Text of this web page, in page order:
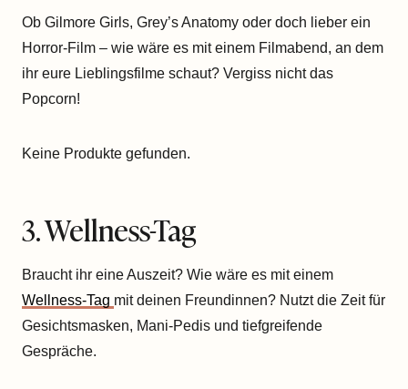
Ob Gilmore Girls, Grey’s Anatomy oder doch lieber ein
Horror-Film – wie wäre es mit einem Filmabend, an dem
ihr eure Lieblingsfilme schaut? Vergiss nicht das
Popcorn!
Keine Produkte gefunden.
3. Wellness-Tag
Braucht ihr eine Auszeit? Wie wäre es mit einem
Wellness-Tag mit deinen Freundinnen? Nutzt die Zeit für
Gesichtsmasken, Mani-Pedis und tiefgreifende
Gespräche.